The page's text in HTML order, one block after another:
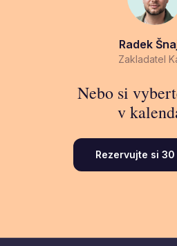
Radek
Zakladatel
Nebo si
v
Rezervujte si